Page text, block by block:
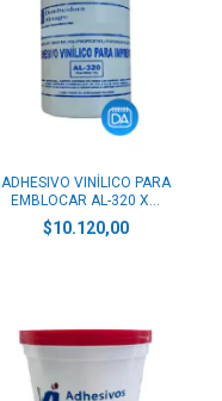
ADHESIVO VINÍLICO PARA
EMBLOCAR AL-320 X...
$10.120,00